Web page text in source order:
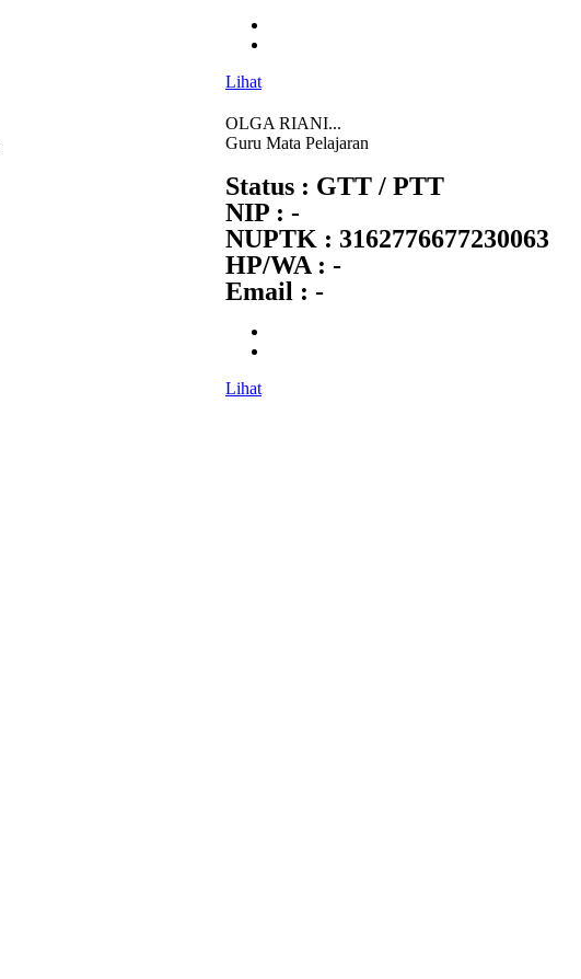
Lihat
OLGA RIANI...
Guru Mata Pelajaran
Status : GTT / PTT
NIP : -
NUPTK : 3162776677230063
HP/WA : -
Email : -
Lihat